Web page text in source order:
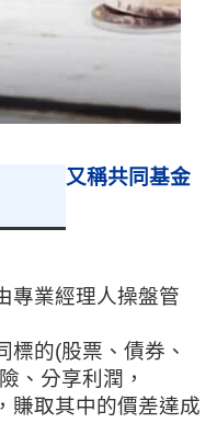
又稱共同基金
專業經理人操盤管
標的(股票、債券、
、分享利潤，
賺取其中的價差達成